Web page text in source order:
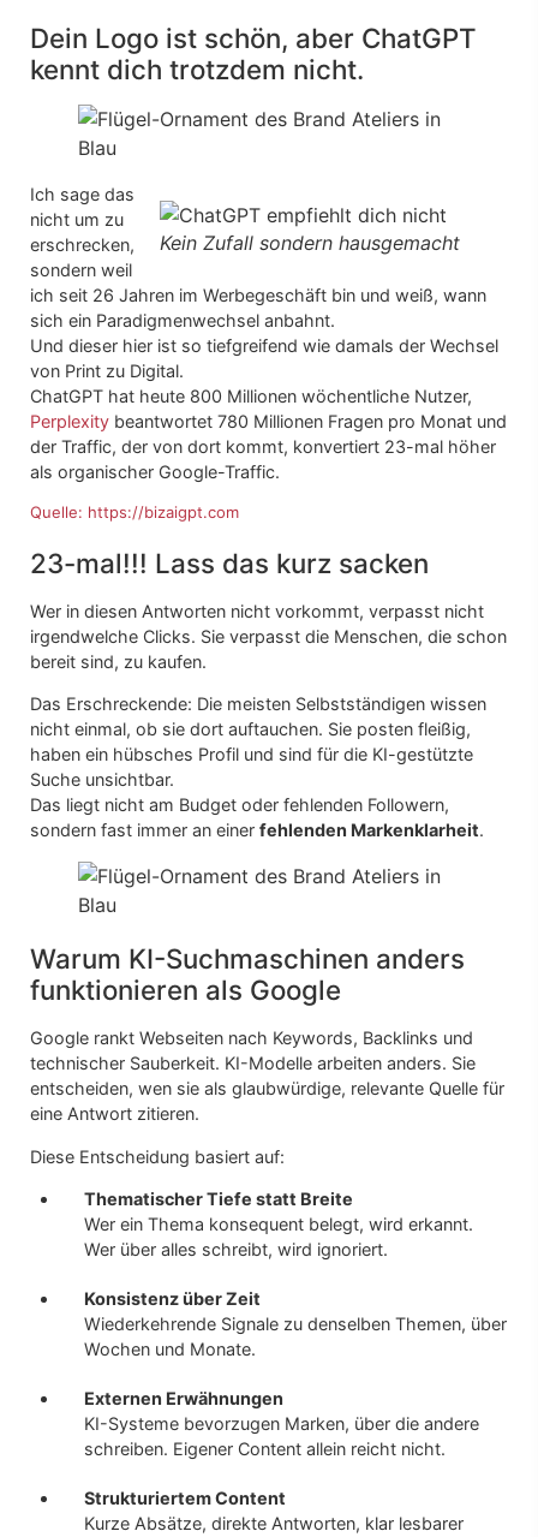
Dein Logo ist schön, aber ChatGPT
kennt dich trotzdem nicht.
Kein Zufall sondern hausgemacht
Ich sage das
nicht um zu
erschrecken,
sondern weil
ich seit 26 Jahren im Werbegeschäft bin und weiß, wann
sich ein Paradigmenwechsel anbahnt.
Und dieser hier ist so tiefgreifend wie damals der Wechsel
von Print zu Digital.
ChatGPT hat heute 800 Millionen wöchentliche Nutzer,
Perplexity beantwortet 780 Millionen Fragen pro Monat und
der Traffic, der von dort kommt, konvertiert 23-mal höher
als organischer Google-Traffic.
Quelle: https://bizaigpt.com
23-mal!!! Lass das kurz sacken
Wer in diesen Antworten nicht vorkommt, verpasst nicht
irgendwelche Clicks. Sie verpasst die Menschen, die schon
bereit sind, zu kaufen.
Das Erschreckende: Die meisten Selbstständigen wissen
nicht einmal, ob sie dort auftauchen. Sie posten fleißig,
haben ein hübsches Profil und sind für die KI-gestützte
Suche unsichtbar.
Das liegt nicht am Budget oder fehlenden Followern,
sondern fast immer an einer fehlenden Markenklarheit.
Warum KI-Suchmaschinen anders
funktionieren als Google
Google rankt Webseiten nach Keywords, Backlinks und
technischer Sauberkeit. KI-Modelle arbeiten anders. Sie
entscheiden, wen sie als glaubwürdige, relevante Quelle für
eine Antwort zitieren.
Diese Entscheidung basiert auf:
Thematischer Tiefe statt Breite
Wer ein Thema konsequent belegt, wird erkannt.
Wer über alles schreibt, wird ignoriert.
Konsistenz über Zeit
Wiederkehrende Signale zu denselben Themen, über
Wochen und Monate.
Externen Erwähnungen
KI-Systeme bevorzugen Marken, über die andere
schreiben. Eigener Content allein reicht nicht.
Strukturiertem Content
Kurze Absätze, direkte Antworten, klar lesbarer